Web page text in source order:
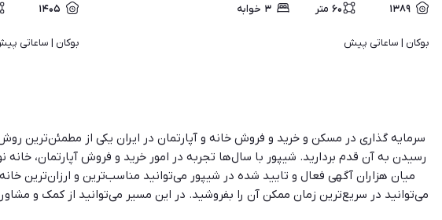
۱۳۸۹ ۶۰ متر ۳ خوابه
بوکان | ساعاتی پیش
۱۴۰۵
بوکان | ساعاتی
سرمایه گذاری در مسکن و خرید و فروش خانه و آپارتمان در ایران یکی از
رسیدن به آن قدم بردارید. شیپور با سال‌ها تجربه در امور خرید و فروش آپارتمان،
میان هزاران آگهی فعال و تایید شده در شیپور می‌توانید مناسب‌ترین و ارزان‌ترین
می‌توانید در سریع‌ترین زمان ممکن آن را بفروشید. در این مسیر می‌توانید از کمک و